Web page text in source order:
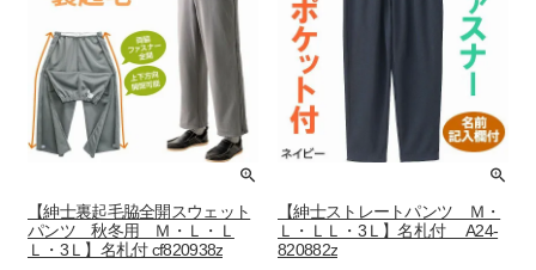
【紳士裏起毛脇全開スウェット
パンツ 秋冬用 Ｍ・Ｌ・Ｌ
Ｌ・3Ｌ】名札付 cf820938z
【紳士ストレートパンツ Ｍ・
Ｌ・ＬＬ・3Ｌ】名札付 A24-
820882z